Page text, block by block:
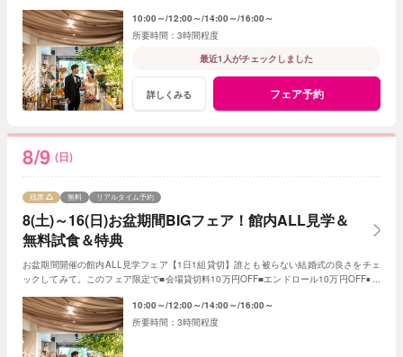
10:00～ 12:00～ 14:00～ 16:00～
3時間程度
最近1人がチェックしました
詳しくみる フェア予約
8/9 (日)
8(土)～16(日)お盆期間BIGフェア！館内ALL見学＆
無料試食＆特典
残席 無料 リアルタイム予約
お盆期間開催の館内ALL見学フェア【1日1組貸切】誰とも被らない結婚式の良さをチェ
ックしてみて。このフェア限定で■会場貸切料10万円OFF■エンドロール10万円OFF■フ
10:00～ 12:00～ 14:00～ 16:00～
3時間程度